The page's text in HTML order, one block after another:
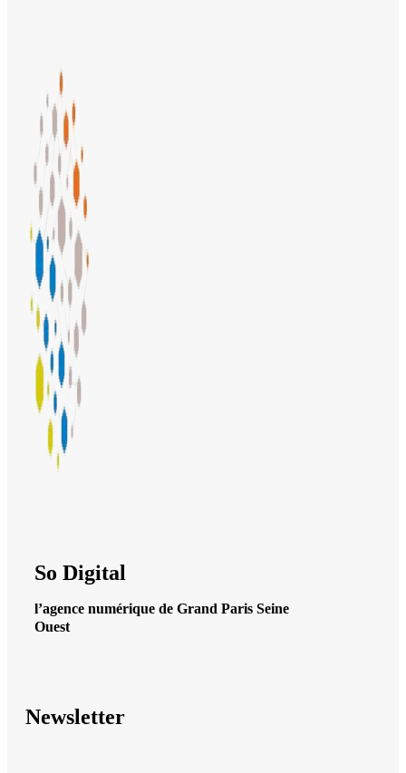
So Digital
l’agence numérique de Grand Paris Seine
Ouest
Newsletter